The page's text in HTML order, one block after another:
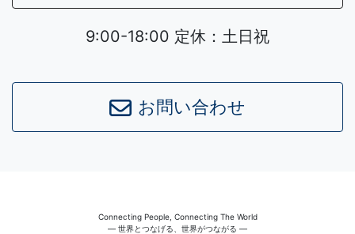
9:00-18:00 定休：土日祝
お問い合わせ
Connecting People, Connecting The World
― 世界とつなげる、世界がつながる ―